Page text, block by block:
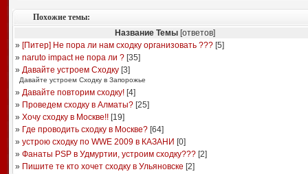
Похожие темы:
Название Темы [ответов]
» [Питер] Не пора ли нам сходку организовать ???[5]
» naruto impact не пора ли ?[35]
» Давайте устроем Сходку[3]
Давайте устроем Сходку в Запорожье
» Давайте повторим сходку![4]
» Проведем сходку в Алматы?[25]
» Хочу сходку в Москве!![19]
» Где проводить сходку в Москве?[64]
» устрою сходку по WWE 2009 в КАЗАНИ [0]
» Фанаты PSP в Удмуртии, устроим сходку???[2]
» Пишите те кто хочет сходку в Ульяновске [2]